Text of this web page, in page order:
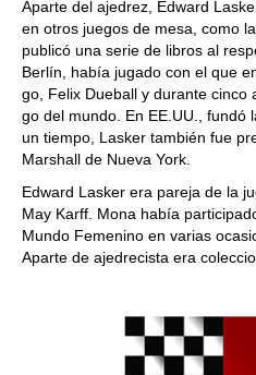
Aparte del ajedrez, Edward
en otros juegos de mesa, como
publicó una serie de libros al
Berlín, había jugado con el que
go, Felix Dueball y durante cinco
go del mundo. En EE.UU., fundó
un tiempo, Lasker también fue
Marshall de Nueva York.
Edward Lasker era pareja de la
May Karff. Mona había
Mundo Femenino en varias
Aparte de ajedrecista era